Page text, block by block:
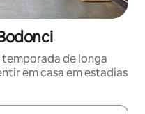
temporada de longa
em casa em estadias